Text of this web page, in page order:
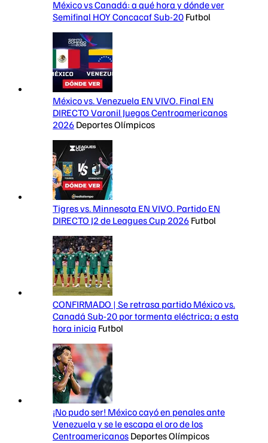
México vs Canadá: a qué hora y dónde ver
Semifinal HOY Concacaf Sub-20 Futbol
México vs. Venezuela EN VIVO. Final EN
DIRECTO Varonil Juegos Centroamericanos
2026 Deportes Olímpicos
Tigres vs. Minnesota EN VIVO. Partido EN
DIRECTO J2 de Leagues Cup 2026 Futbol
CONFIRMADO | Se retrasa partido México vs.
Canadá Sub-20 por tormenta eléctrica; a esta
hora inicia Futbol
¡No pudo ser! México cayó en penales ante
Venezuela y se le escapa el oro de los
Centroamericanos Deportes Olímpicos